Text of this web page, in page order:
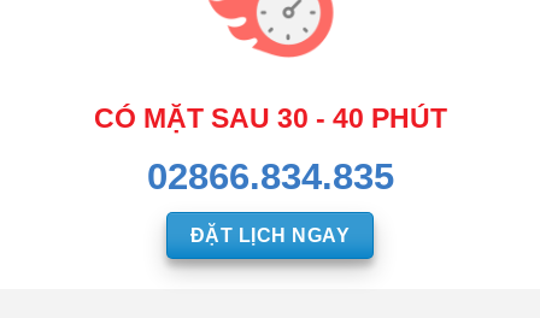
CÓ MẶT SAU 30 - 40 PHÚT
02866.834.835
ĐẶT LỊCH NGAY